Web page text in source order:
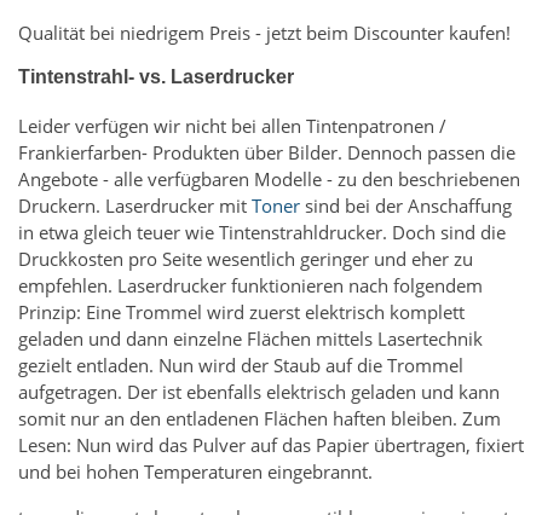
Qualität bei niedrigem Preis - jetzt beim Discounter kaufen!
Tintenstrahl- vs. Laserdrucker
Leider verfügen wir nicht bei allen Tintenpatronen /
Frankierfarben- Produkten über Bilder. Dennoch passen die
Angebote - alle verfügbaren Modelle - zu den beschriebenen
Druckern. Laserdrucker mit Toner sind bei der Anschaffung
in etwa gleich teuer wie Tintenstrahldrucker. Doch sind die
Druckkosten pro Seite wesentlich geringer und eher zu
empfehlen. Laserdrucker funktionieren nach folgendem
Prinzip: Eine Trommel wird zuerst elektrisch komplett
geladen und dann einzelne Flächen mittels Lasertechnik
gezielt entladen. Nun wird der Staub auf die Trommel
aufgetragen. Der ist ebenfalls elektrisch geladen und kann
somit nur an den entladenen Flächen haften bleiben. Zum
Lesen: Nun wird das Pulver auf das Papier übertragen, fixiert
und bei hohen Temperaturen eingebrannt.